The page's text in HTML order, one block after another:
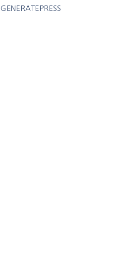
GENERATEPRESS